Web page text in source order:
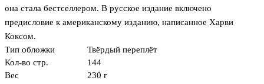
она стала бестселлером. В русское издание включено
предисловие к американскому изданию, написанное Харви
Коксом.
Тип обложки
Твёрдый переплёт
Кол-во стр.
144
Вес
230 г